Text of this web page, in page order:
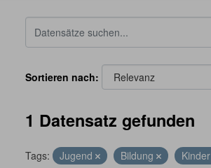
Sortieren nach
1 Datensatz gefunden
Tags: Jugend Bildung Kinder